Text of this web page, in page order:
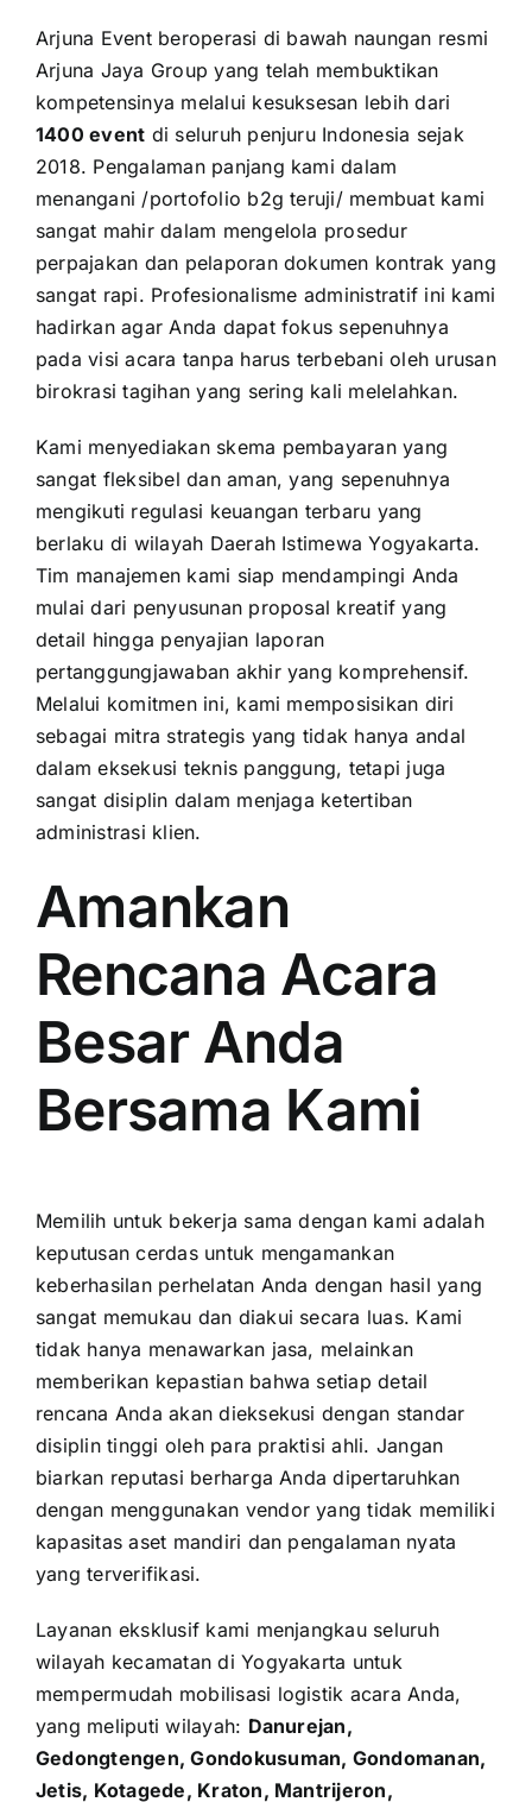
Arjuna Event beroperasi di bawah naungan resmi
Arjuna Jaya Group yang telah membuktikan
kompetensinya melalui kesuksesan lebih dari
1400 event di seluruh penjuru Indonesia sejak
2018. Pengalaman panjang kami dalam
menangani /portofolio b2g teruji/ membuat kami
sangat mahir dalam mengelola prosedur
perpajakan dan pelaporan dokumen kontrak yang
sangat rapi. Profesionalisme administratif ini kami
hadirkan agar Anda dapat fokus sepenuhnya
pada visi acara tanpa harus terbebani oleh urusan
birokrasi tagihan yang sering kali melelahkan.
Kami menyediakan skema pembayaran yang
sangat fleksibel dan aman, yang sepenuhnya
mengikuti regulasi keuangan terbaru yang
berlaku di wilayah Daerah Istimewa Yogyakarta.
Tim manajemen kami siap mendampingi Anda
mulai dari penyusunan proposal kreatif yang
detail hingga penyajian laporan
pertanggungjawaban akhir yang komprehensif.
Melalui komitmen ini, kami memposisikan diri
sebagai mitra strategis yang tidak hanya andal
dalam eksekusi teknis panggung, tetapi juga
sangat disiplin dalam menjaga ketertiban
administrasi klien.
Amankan
Rencana Acara
Besar Anda
Bersama Kami
Memilih untuk bekerja sama dengan kami adalah
keputusan cerdas untuk mengamankan
keberhasilan perhelatan Anda dengan hasil yang
sangat memukau dan diakui secara luas. Kami
tidak hanya menawarkan jasa, melainkan
memberikan kepastian bahwa setiap detail
rencana Anda akan dieksekusi dengan standar
disiplin tinggi oleh para praktisi ahli. Jangan
biarkan reputasi berharga Anda dipertaruhkan
dengan menggunakan vendor yang tidak memiliki
kapasitas aset mandiri dan pengalaman nyata
yang terverifikasi.
Layanan eksklusif kami menjangkau seluruh
wilayah kecamatan di Yogyakarta untuk
mempermudah mobilisasi logistik acara Anda,
yang meliputi wilayah: Danurejan,
Gedongtengen, Gondokusuman, Gondomanan,
Jetis, Kotagede, Kraton, Mantrijeron,